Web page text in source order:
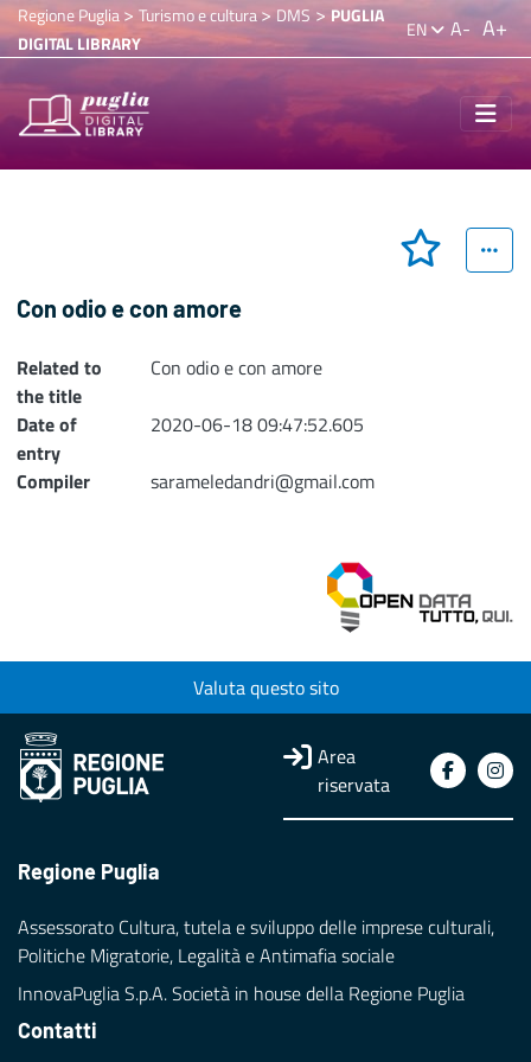
Regione Puglia> Turismo e cultura>DMS > PUGLIA
DIGITAL LIBRARY
EN A- A+
Con odio e con amore
Related to
the title
Con odio e con amore
Date of
entry
2020-06-18 09:47:52.605
Compiler
sarameledandri@gmail.com
Valuta questo sito
Area
riservata
Regione Puglia
Assessorato Cultura, tutela e sviluppo delle imprese culturali,
Politiche Migratorie, Legalità e Antimafia sociale
InnovaPuglia S.p.A. Società in house della Regione Puglia
Contatti